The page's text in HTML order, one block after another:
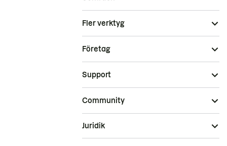
Fler verktyg
Företag
Support
Community
Juridik